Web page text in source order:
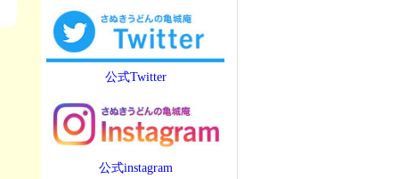
公式Twitter
公式instagram